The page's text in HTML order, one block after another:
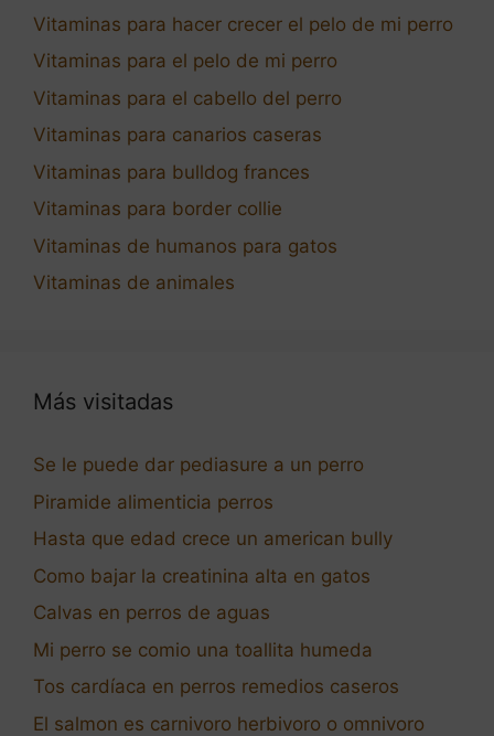
Vitaminas para hacer crecer el pelo de mi perro
Vitaminas para el pelo de mi perro
Vitaminas para el cabello del perro
Vitaminas para canarios caseras
Vitaminas para bulldog frances
Vitaminas para border collie
Vitaminas de humanos para gatos
Vitaminas de animales
Más visitadas
Se le puede dar pediasure a un perro
Piramide alimenticia perros
Hasta que edad crece un american bully
Como bajar la creatinina alta en gatos
Calvas en perros de aguas
Mi perro se comio una toallita humeda
Tos cardíaca en perros remedios caseros
El salmon es carnivoro herbivoro o omnivoro